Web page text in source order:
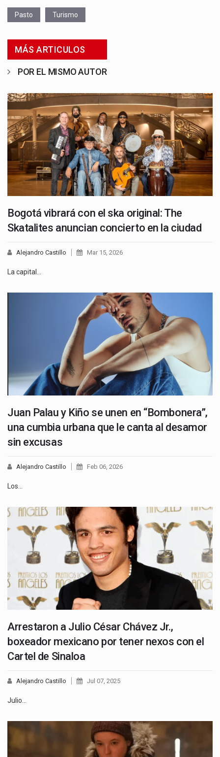
Pasto Turismo
MÁS ARTICULOS
POR EL MISMO AUTOR
Bogotá vibrará con el ska original: The
Skatalites anuncian concierto en la ciudad
Alejandro Castillo Mar 15, 2026
La capital…
Juan Palau y Kiño se unen en “Bombonera”,
una cumbia urbana que le canta al desamor
sin excusas
Alejandro Castillo Feb 06, 2026
Los…
Arrestaron a Julio César Chávez Jr.,
boxeador mexicano por tener nexos con el
Cartel de Sinaloa
Alejandro Castillo Jul 07, 2025
Julio…